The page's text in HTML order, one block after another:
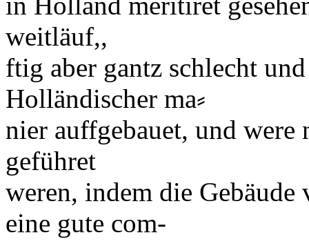
weitläuf,,
ftig aber gantz schlecht
Holländischer ma⸗
nier auffgebauet, und were
geführet
weren, indem die Gebäude
eine gute com-